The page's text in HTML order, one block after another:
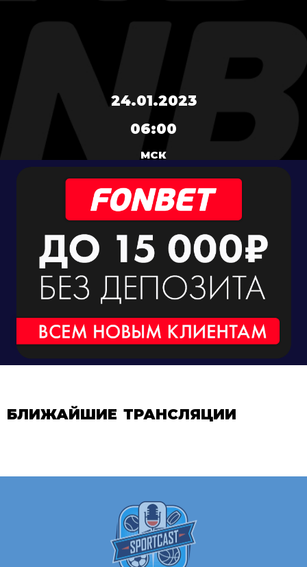
24.01.2023
06:00
МСК
БЛИЖАЙШИЕ ТРАНСЛЯЦИИ